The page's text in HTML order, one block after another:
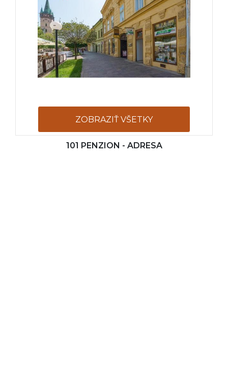
ZOBRAZIŤ VŠETKY
FOTOGRAFIE
101 PENZION - ADRESA